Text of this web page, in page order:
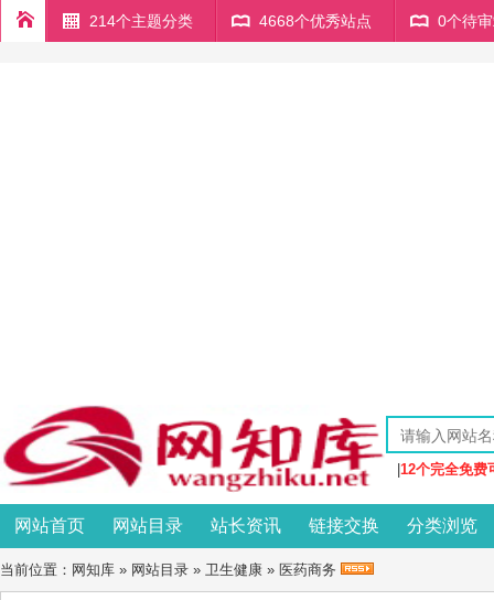
214个主题分类 4668个优秀站点 0个待
12个完全免费
网站首页 网站目录 站长资讯 链接交换 分类浏览
当前位置： 网知库 » 网站目录 » 卫生健康 » 医药商务